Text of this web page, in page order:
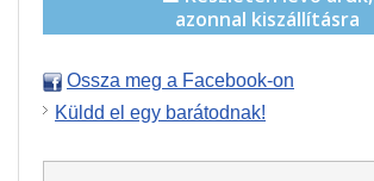
azonnal kiszállításra
Ossza meg a Facebook-on
Küldd el egy barátodnak!